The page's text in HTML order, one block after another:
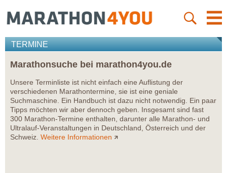
TERMINE
Marathonsuche bei marathon4you.de
Unsere Terminliste ist nicht einfach eine Auflistung der
verschiedenen Marathontermine, sie ist eine geniale
Suchmaschine. Ein Handbuch ist dazu nicht notwendig. Ein paar
Tipps möchten wir aber dennoch geben. Insgesamt sind fast
300 Marathon-Termine enthalten, darunter alle Marathon- und
Ultralauf-Veranstaltungen in Deutschland, Österreich und der
Schweiz. Weitere Informationen